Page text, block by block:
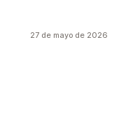
27 de mayo de 2026